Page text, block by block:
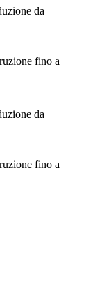
da
fino a
da
fino a